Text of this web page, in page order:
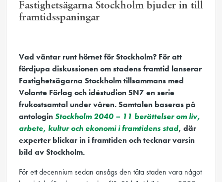
Fastighetsägarna Stockholm bjuder in till
framtidsspaningar
Vad väntar runt hörnet för Stockholm? För att
fördjupa diskussionen om stadens framtid lanserar
Fastighetsägarna Stockholm tillsammans med
Volante Förlag och idéstudion SN7 en serie
frukostsamtal under våren. Samtalen baseras på
antologin Stockholm 2040 – 11 berättelser om liv,
arbete, kultur och ekonomi i framtidens stad, där
experter blickar in i framtiden och tecknar varsin
bild av Stockholm.
För ett decennium sedan ansågs den täta staden vara något